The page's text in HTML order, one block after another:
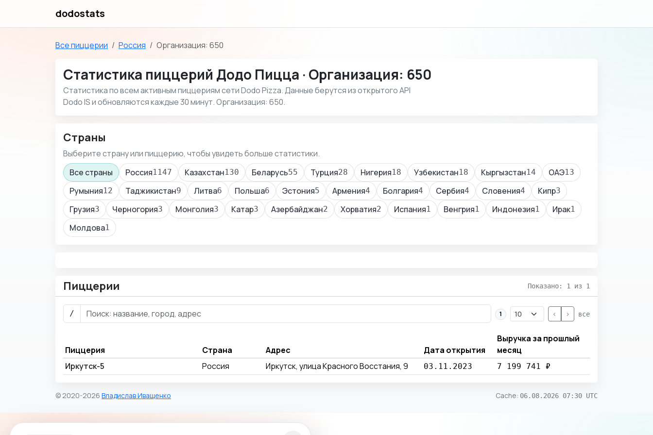
dodostats
Все пиццерии Россия Организация: 650
Статистика пиццерий Додо Пицца · Организация: 650
Статистика по всем активным пиццериям сети Dodo Pizza. Данные берутся из открытого API
Dodo IS и обновляются каждые 30 минут. Организация: 650.
Страны
Выберите страну или пиццерию, чтобы увидеть больше статистики.
Все страны
Россия1147 Казахстан130 Беларусь55 Турция28 Нигерия18 Узбекистан18 Кыргызстан14 ОАЭ13
Румыния12 Таджикистан9 Литва6 Польша6 Эстония5 Армения4 Болгария4 Сербия4 Словения4 Кипр3
Грузия3 Черногория3 Монголия3 Катар3 Азербайджан2 Хорватия2 Испания1 Венгрия1 Индонезия1 Ирак1
Молдова1
Пиццерии Показано: 1 из 1
/ 1 < > все
Пиццерия Страна Адрес Дата открытия
Выручка за прошлый
месяц
Иркутск-5
Россия Иркутск, улица Красного Восстания, 9 03.11.2023 7 199 741 ₽
© 2020-2026 Владислав Иващенко Cache: 06.08.2026 07:30 UTC